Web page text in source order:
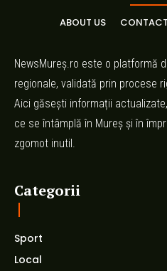
ABOUT US CONTACT
NewsMureș.ro este o platformă
regionale, validată prin procese
Aici găsești informații
ce se întâmplă în Mureș și în
zgomot inutil.
Categorii
Sport
Local